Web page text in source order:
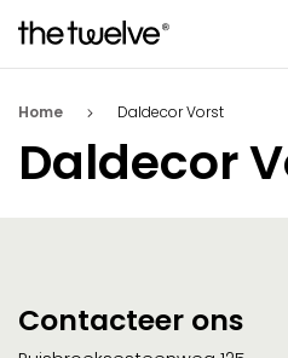
Home Daldecor Vorst
Daldecor
Contacteer ons